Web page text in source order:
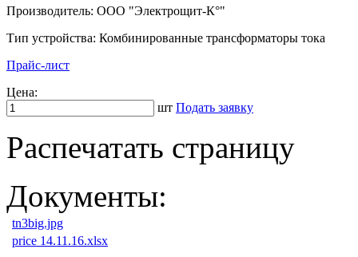
Производитель: ООО "Электрощит-К°"
Тип устройства: Комбинированные трансформаторы тока
Прайс-лист
Цена:
шт Подать заявку
Распечатать страницу
Документы:
tn3big.jpg
price 14.11.16.xlsx